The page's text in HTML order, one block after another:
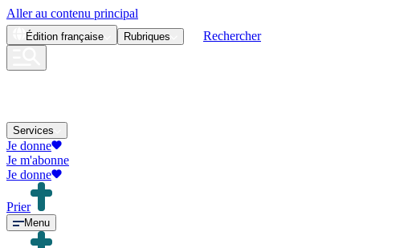
Aller au contenu principal
Édition française Rubriques Rechercher
Services
Je donne
Je m'abonne
Je donne
Prier
Menu